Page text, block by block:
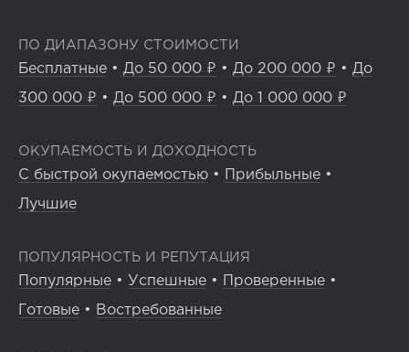
ПО ДИАПАЗОНУ СТОИМОСТИ
Бесплатные • До 50 000 ₽ • До 200 000 ₽ • До
300 000 ₽ • До 500 000 ₽ • До 1 000 000 ₽
ОКУПАЕМОСТЬ И ДОХОДНОСТЬ
С быстрой окупаемостью • Прибыльные •
Лучшие
ПОПУЛЯРНОСТЬ И РЕПУТАЦИЯ
Популярные • Успешные • Проверенные •
Готовые • Востребованные